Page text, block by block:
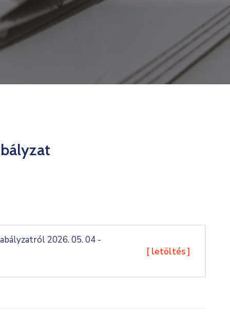
2026. 05. 04 -
[ letöltés ]